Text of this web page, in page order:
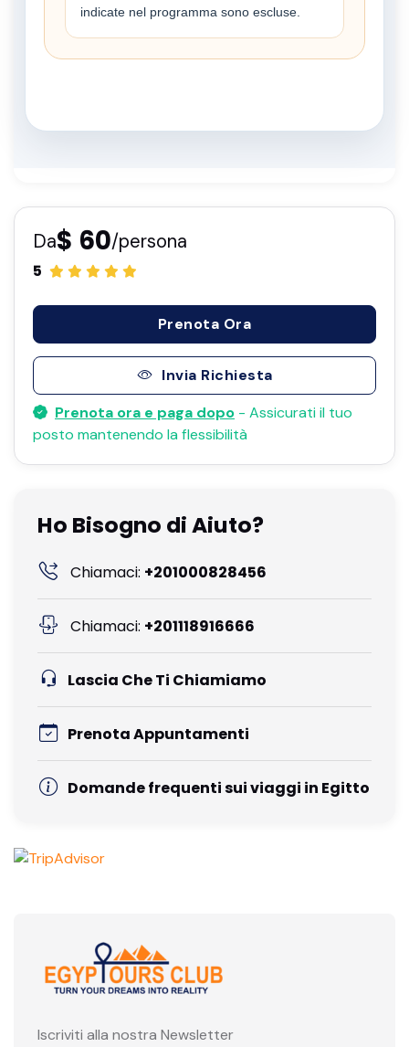
indicate nel programma sono escluse.
Da$ 60/persona
5
Prenota Ora
Invia Richiesta
Prenota ora e paga dopo - Assicurati il ​​tuo
posto mantenendo la flessibilità
Ho Bisogno di Aiuto?
Chiamaci: +201000828456
Chiamaci: +201118916666
Lascia Che Ti Chiamiamo
Prenota Appuntamenti
Domande frequenti sui viaggi in Egitto
Iscriviti alla nostra Newsletter